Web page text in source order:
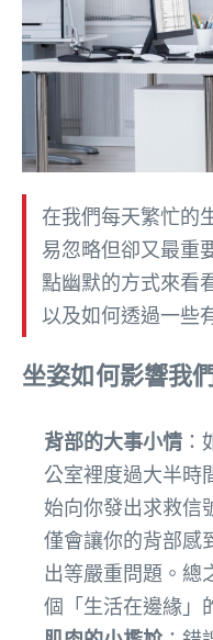
在我們每天繁忙的
易忽略但卻又最重
點幽默的方式來看
以及如何透過一些
坐姿如何影響我
背部的大事小情
公室裡度過大半時
始向你發出求救信
僅會讓你的背部感
出等嚴重問題。總
個「生活在邊緣」